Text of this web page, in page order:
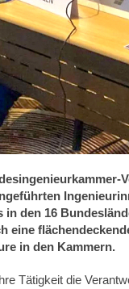
den 16
eine
in den Kammern.
Tätigkeit die